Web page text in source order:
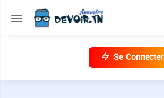
Se Connecter